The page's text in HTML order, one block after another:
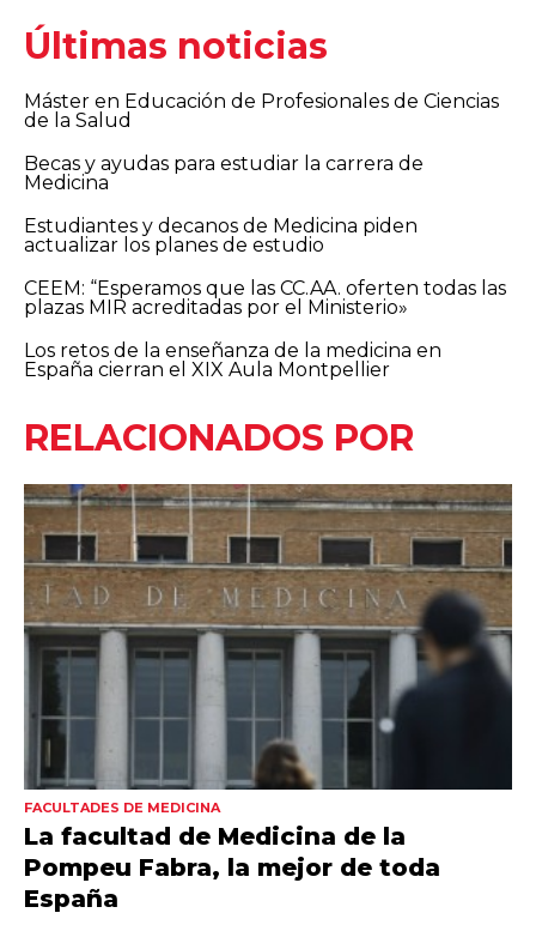
Últimas noticias
Máster en Educación de Profesionales de Ciencias
de la Salud
Becas y ayudas para estudiar la carrera de
Medicina
Estudiantes y decanos de Medicina piden
actualizar los planes de estudio
CEEM: “Esperamos que las CC.AA. oferten todas las
plazas MIR acreditadas por el Ministerio»
Los retos de la enseñanza de la medicina en
España cierran el XIX Aula Montpellier
RELACIONADOS POR
FACULTADES DE MEDICINA
La facultad de Medicina de la
Pompeu Fabra, la mejor de toda
España